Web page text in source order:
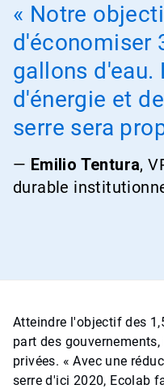
« Notre
d'économiser
gallons d'eau.
d'énergie et
serre sera
— Emilio Tentura,
durable
Atteindre l'objectif des
part des
privées. « Avec une
serre d'ici 2020, Ecolab